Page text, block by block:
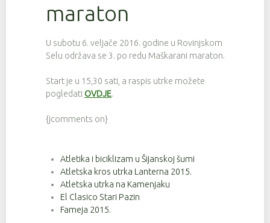
maraton
U subotu 6. veljače 2016. godine u Rovinjskom
Selu održava se 3. po redu Maškarani maraton.
Start je u 15,30 sati, a raspis utrke možete
pogledati OVDJE.
{jcomments on}
Atletika i biciklizam u Šijanskoj šumi
Atletska kros utrka Lanterna 2015.
Atletska utrka na Kamenjaku
El Clasico Stari Pazin
Fameja 2015.